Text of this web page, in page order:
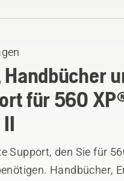
Handbücher
für 560
Support, den Sie für
Handbücher,